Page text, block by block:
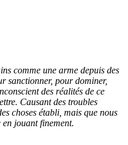
comme une arme depuis des
sanctionner, pour dominer,
des réalités de ce
Causant des troubles
choses établi, mais que nous
jouant finement.